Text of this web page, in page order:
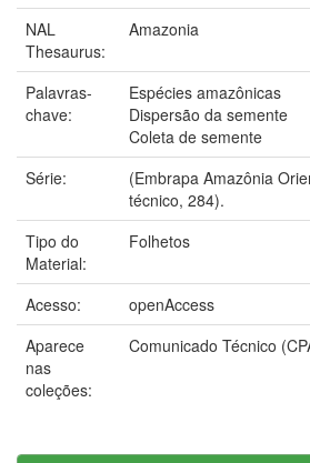
NAL
Thesaurus:
Amazonia
Palavras-
chave:
Espécies amazônicas
Dispersão da semente
Coleta de semente
Série:
(Embrapa Amazônia
técnico, 284).
Tipo do
Material:
Folhetos
Acesso:
openAccess
Aparece
nas
coleções:
Comunicado Técnico